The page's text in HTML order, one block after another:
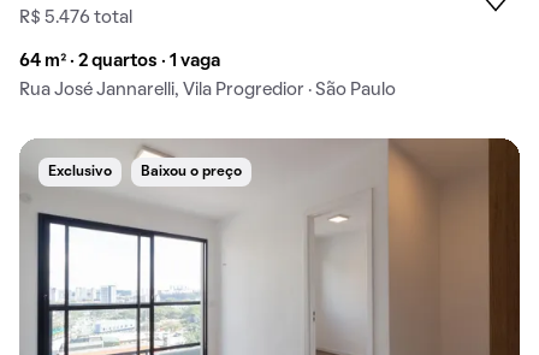
R$ 5.476 total
64 m² · 2 quartos · 1 vaga
Rua José Jannarelli, Vila Progredior · São Paulo
Exclusivo Baixou o preço